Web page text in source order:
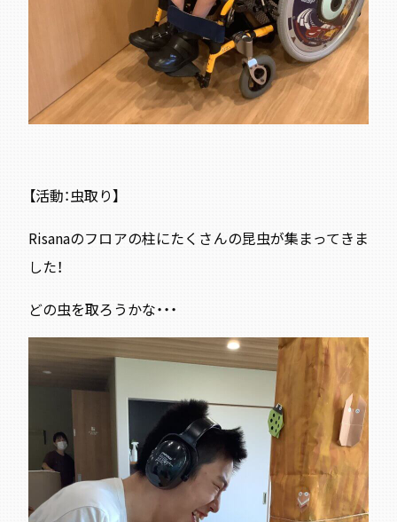
【活動：虫取り】
Risanaのフロアの柱にたくさんの昆虫が集まってきま
した！
どの虫を取ろうかな・・・